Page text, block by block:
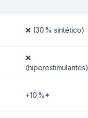
❌ (30 % sintético)
❌
(hiperestimulantes)
+10 %*